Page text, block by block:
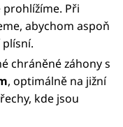
Při
abychom aspoň
chráněné záhony s
, optimálně na jižní
kde jsou